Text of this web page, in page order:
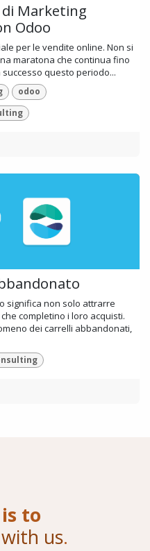
di Marketing
Odoo
per le vendite online. Non si
maratona che continua fino
questo periodo...
odoo
significa non solo attrarre
completino i loro acquisti.
dei carrelli abbandonati,
to
us.